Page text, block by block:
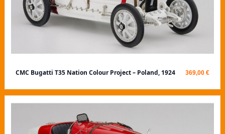
CMC Bugatti T35 Nation Colour Project – Poland, 1924 369,00 €